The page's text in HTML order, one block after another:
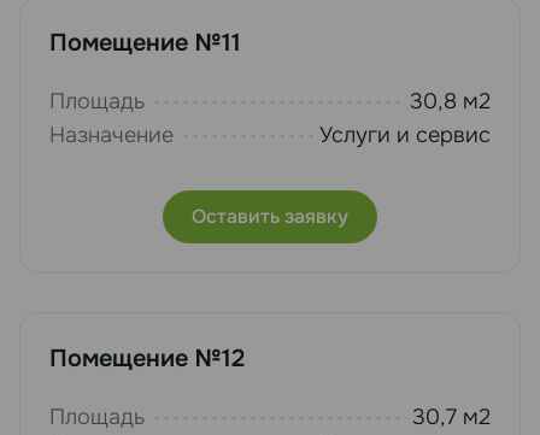
Помещение №11
Площадь
30,8 м2
Назначение
Услуги и сервис
Оставить заявку
Помещение №12
Площадь
30,7 м2